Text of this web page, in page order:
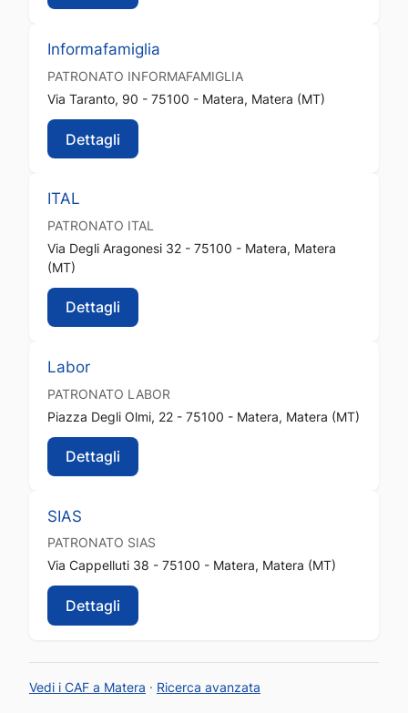
Informafamiglia
PATRONATO INFORMAFAMIGLIA
Via Taranto, 90 - 75100 - Matera, Matera (MT)
Dettagli
ITAL
PATRONATO ITAL
Via Degli Aragonesi 32 - 75100 - Matera, Matera
(MT)
Dettagli
Labor
PATRONATO LABOR
Piazza Degli Olmi, 22 - 75100 - Matera, Matera (MT)
Dettagli
SIAS
PATRONATO SIAS
Via Cappelluti 38 - 75100 - Matera, Matera (MT)
Dettagli
Vedi i CAF a Matera · Ricerca avanzata